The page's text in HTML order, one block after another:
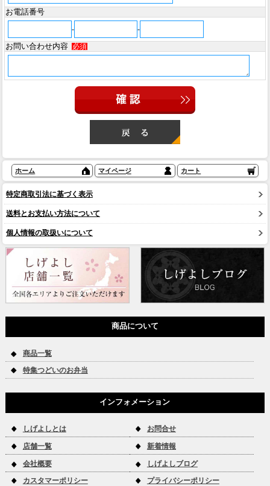
お電話番号
- -
お問い合わせ内容 必須
ホーム マイページ カート
特定商取引法に基づく表示
送料とお支払い方法について
個人情報の取扱いについて
商品について
商品一覧
特集つどいのお弁当
インフォメーション
しげよしとは お問合せ
店舗一覧 新着情報
会社概要 しげよしブログ
カスタマーポリシー プライバシーポリシー